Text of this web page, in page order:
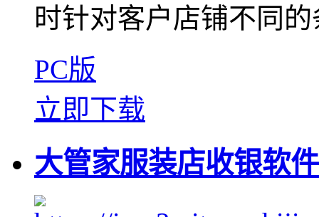
时针对客户店铺不同
PC版
立即下载
大管家服装店收银软